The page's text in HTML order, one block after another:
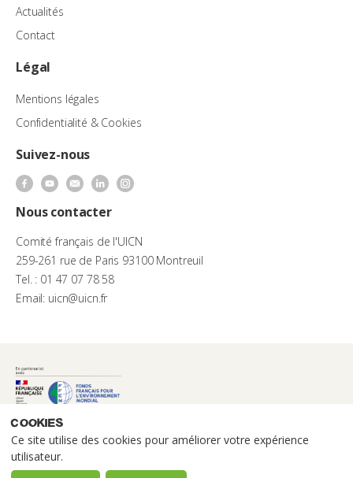
Cookies
Ce site utilise des cookies pour améliorer votre expérience
utilisateur.
Actualités
Contact
Légal
Mentions légales
Confidentialité & Cookies
Suivez-nous
Nous contacter
Comité français de l'UICN
259-261 rue de Paris 93100 Montreuil
Tel. : 01 47 07 78 58
Email: uicn@uicn.fr